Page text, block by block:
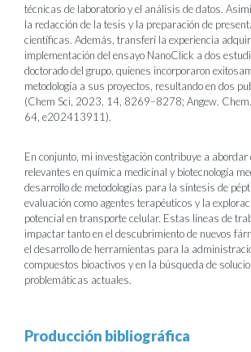
técnicas de laboratorio y el análisis de datos.
la redacción de la tesis y la preparación de
científicas. Además, transferí la experiencia
implementación del ensayo NanoClick a dos
doctorado del grupo, quienes incorporaron
metodología a sus proyectos, resultando en dos
(Chem Sci, 2023, 14, 8269–8278; Angew.
64, e202413911).
En conjunto, mi investigación contribuye a abordar
relevantes en química medicinal y biotecnología
desarrollo de metodologías para la síntesis de
evaluación como agentes terapéuticos y la
potencial en transporte celular. Estas líneas de
impactar tanto en el descubrimiento de nuevos
el desarrollo de herramientas para la
compuestos bioactivos y en la búsqueda de
problemáticas actuales.
Producción bibliográfica